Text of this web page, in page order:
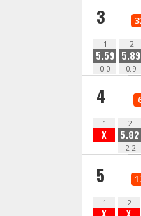
3
1
5.59
0.0
2
5.89
0.9
4
1
X
2
5.82
2.2
5
1 2